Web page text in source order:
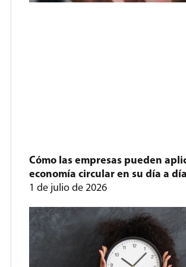
Cómo las empresas pueden
economía circular en su día a día
1 de julio de 2026